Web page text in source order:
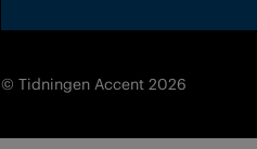
© Tidningen Accent 2026